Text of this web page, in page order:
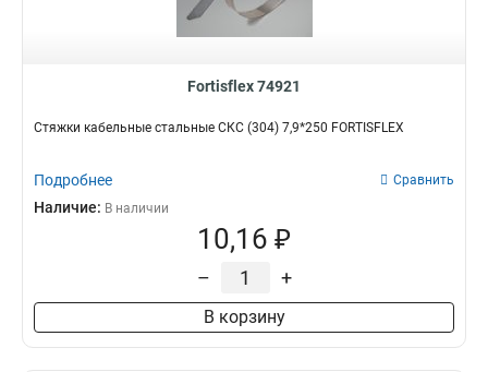
Fortisflex 74921
Стяжки кабельные стальные СКС (304) 7,9*250 FORTISFLEX
Подробнее Сравнить
Наличие: В наличии
10,16 ₽
– +
В корзину